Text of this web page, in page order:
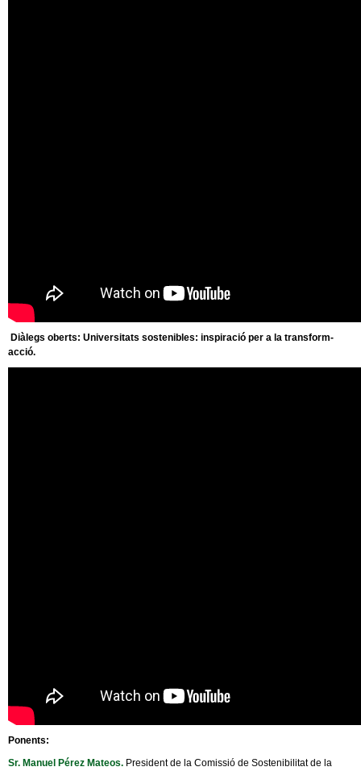
Diàlegs oberts: Universitats sostenibles: inspiració per a la transform-
acció.
Ponents:
Sr. Manuel Pérez Mateos. President de la Comissió de Sostenibilitat de la